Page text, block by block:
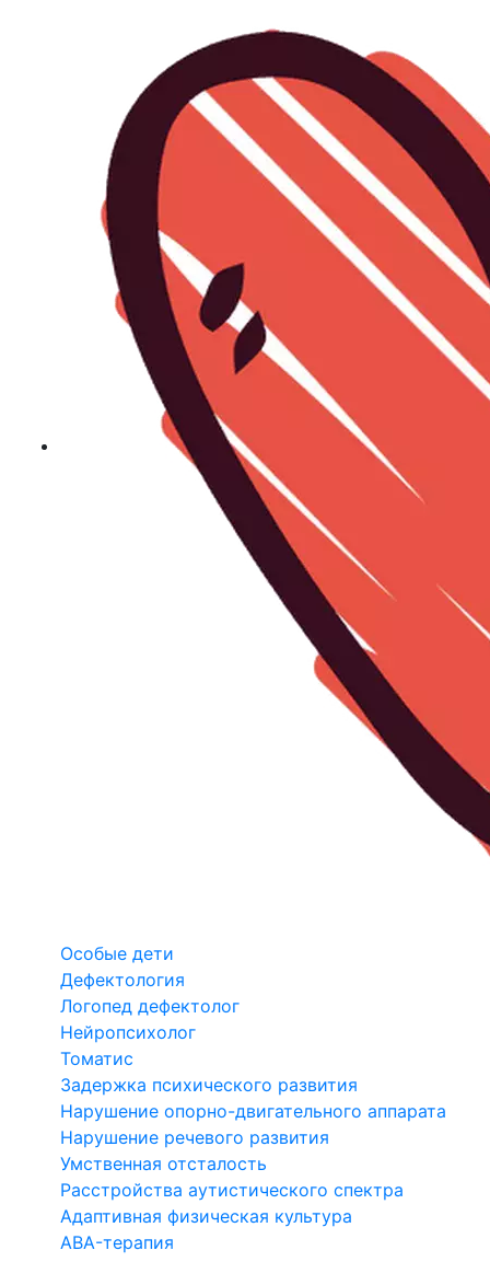
Особые дети
Дефектология
Логопед дефектолог
Нейропсихолог
Томатис
Задержка психического развития
Нарушение опорно-двигательного аппарата
Нарушение речевого развития
Умственная отсталость
Расстройства аутистического спектра
Адаптивная физическая культура
ABA-терапия